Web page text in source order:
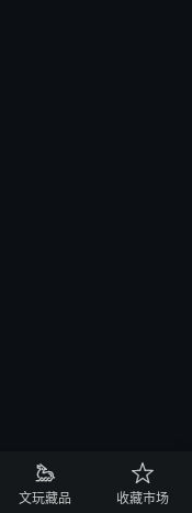

文玩藏品

收藏市场